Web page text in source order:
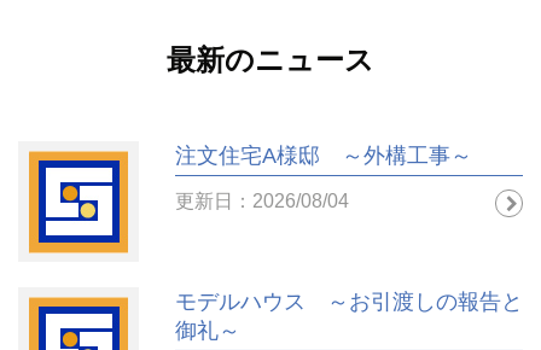
最新のニュース
注文住宅A様邸 ～外構工事～
更新日：2026/08/04
モデルハウス ～お引渡しの報告と
御礼～